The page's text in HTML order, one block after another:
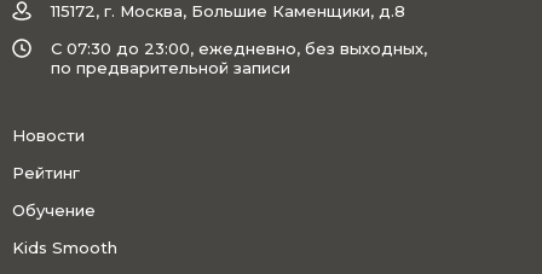
115172, г. Москва, Большие Каменщики, д.8
C 07:30 до 23:00, ежедневно, без выходных,
по предварительной записи
Новости
Рейтинг
Обучение
Kids Smooth